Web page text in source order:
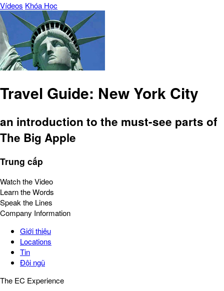
Vídeos Khóa Học
Travel Guide: New York City
an introduction to the must-see parts of
The Big Apple
Trung cấp
Watch the Video
Learn the Words
Speak the Lines
Company Information
Giới thiệu
Locations
Tin
Đội ngũ
The EC Experience